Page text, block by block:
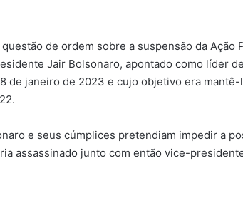
de ordem sobre a suspensão da Ação
Jair Bolsonaro, apontado como líder
de janeiro de 2023 e cujo objetivo era
e seus cúmplices pretendiam impedir a
assassinado junto com então vice-